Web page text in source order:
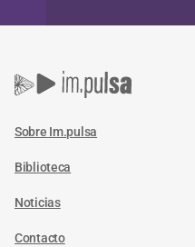
Sobre Im.pulsa
Biblioteca
Noticias
Contacto